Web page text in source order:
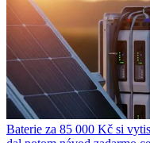
Baterie za 85 000 Kč si